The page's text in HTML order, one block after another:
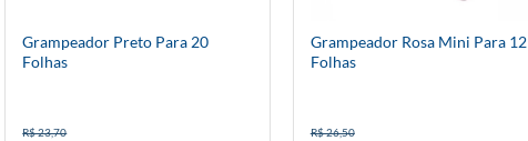
Grampeador Preto Para 20
Folhas
R$ 23,70
Grampeador Rosa Mini Para 12
Folhas
R$ 26,50